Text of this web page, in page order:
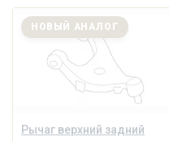
Рычаг верхний задний
НОВЫЙ АНАЛОГ